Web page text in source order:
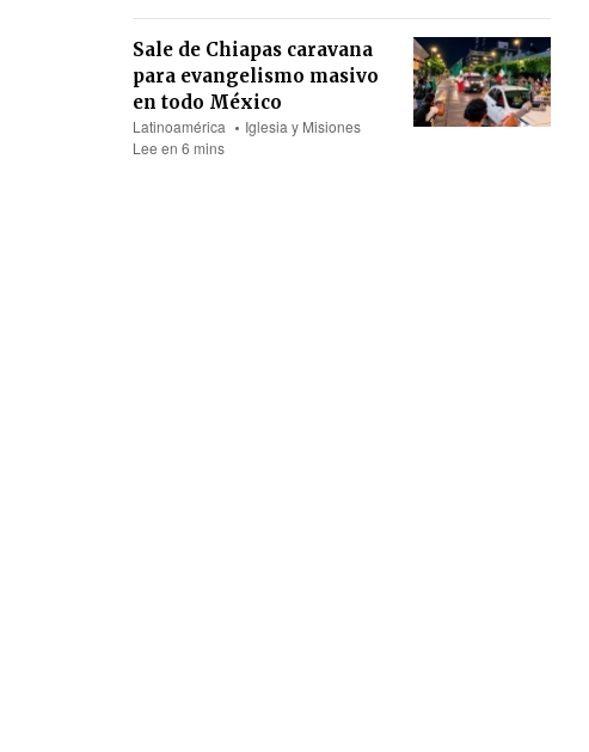
Sale de Chiapas caravana
para evangelismo masivo
en todo México
Latinoamérica
Iglesia y Misiones
Lee en 6 mins